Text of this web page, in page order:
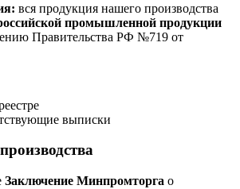
вся продукция нашего производства
промышленной продукции
Правительства РФ №719 от
выписки
Заключение Минпромторга о